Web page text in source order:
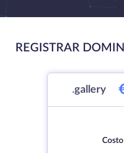
REGISTRAR
.gallery